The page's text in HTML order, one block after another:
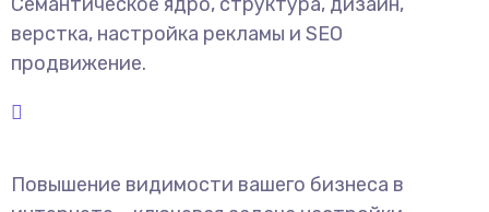
верстка, настройка рекламы и SEO
продвижение.
Повышение видимости вашего бизнеса в